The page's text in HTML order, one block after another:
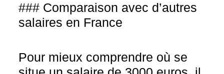
### Comparaison avec d’autres
salaires en France
Pour mieux comprendre où se